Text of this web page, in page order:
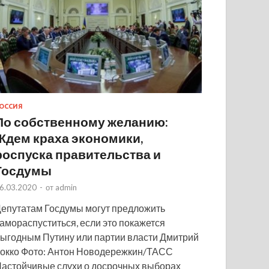
собственному желанию:
краха экономики,
правительства и
- от admin
Госдумы могут предложить
если это покажется
Путину или партии власти Дмитрий
Фото: Антон Новодережкин/ТАСС
слухи о досрочных выборах